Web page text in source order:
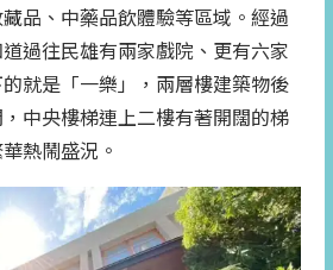
品、中藥品飲體驗等區域。經過
過往民雄有兩家戲院、更有六家
就是「一樂」，兩層樓建築物後
中央樓梯連上二樓有著開闊的梯
熱鬧盛況。